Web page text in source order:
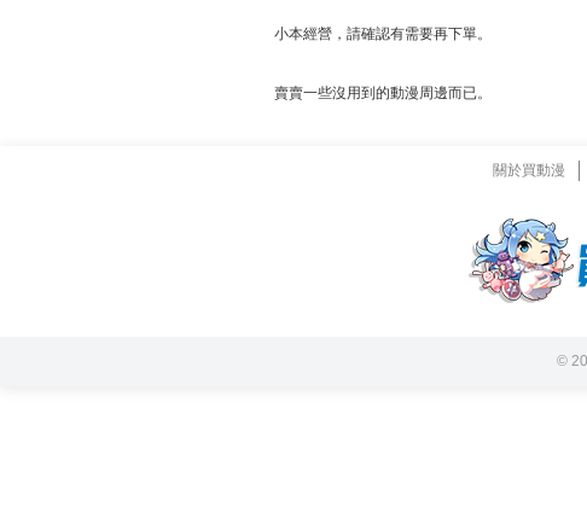
小本經營，請確認有需要再下單。
賣賣一些沒用到的動漫周邊而已。
關於買動漫
©